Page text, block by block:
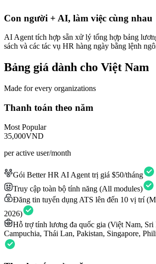
Con người + AI, làm việc cùng nhau
AI Agent tích hợp sẵn xử lý tổng hợp bảng
sách và các tác vụ HR hàng ngày bằng lệnh
Bảng giá dành cho Việt Nam
Made for every organizations
Thanh toán theo năm
Most Popular
35,000VND
per active user/month
Gói Better HR AI Agent trị giá $50/tháng
Truy cập toàn bộ tính năng (All modules)
Đăng tin tuyển dụng ATS lên đến 10 vị trí
2026)
Hỗ trợ tính lương đa quốc gia (Việt Nam, Sri
Campuchia, Thái Lan, Pakistan, Singapore,